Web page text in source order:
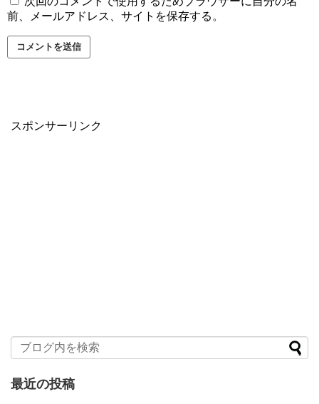
前、メールアドレス、サイトを保存する。
スポンサーリンク
最近の投稿